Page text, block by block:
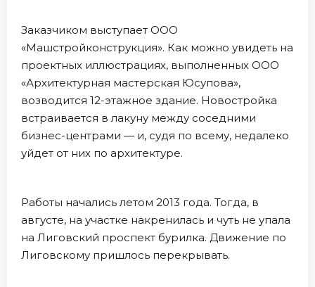
Заказчиком выступает ООО
«Машстройконструкция». Как можно увидеть на
проектных иллюстрациях, выполненных ООО
«Архитектурная мастерская Юсупова»,
возводится 12-этажное здание. Новостройка
встраивается в лакуну между соседними
бизнес-центрами — и, судя по всему, недалеко
уйдет от них по архитектуре.
Работы начались летом 2013 года. Тогда, в
августе, на участке накренилась и чуть не упала
на Лиговский проспект бурилка. Движение по
Лиговскому пришлось перекрывать.